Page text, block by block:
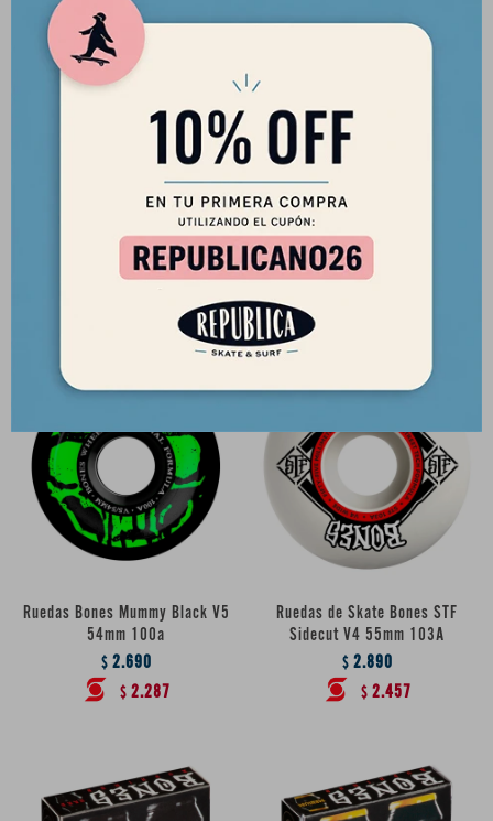
Ruedas Bones Mummy White V5
54mm 100a
2.690
Ruedas Bones Mummy Pink V5
55mm 100a
$ 2.690
Ruedas Bones Mummy Black V5
54mm 100a
$ 2.690
$ 2.287
Ruedas de Skate Bones STF
Sidecut V4 55mm 103A
$ 2.890
$ 2.457